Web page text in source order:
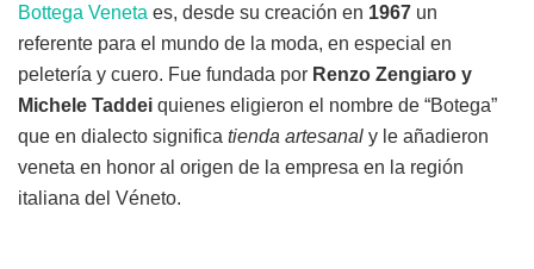
Bottega Veneta es, desde su creación en 1967 un
referente para el mundo de la moda, en especial en
peletería y cuero. Fue fundada por Renzo Zengiaro y
Michele Taddei quienes eligieron el nombre de “Botega”
que en dialecto significa tienda artesanal y le añadieron
veneta en honor al origen de la empresa en la región
italiana del Véneto.